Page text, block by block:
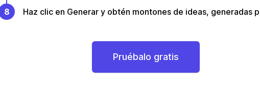
8 Haz clic en Generar y obtén montones de ideas, generadas
Pruébalo gratis